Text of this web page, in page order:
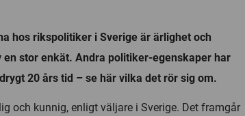
hos rikspolitiker i Sverige är ärlighet och
en stor enkät. Andra politiker-egenskaper har
20 års tid – se här vilka det rör sig om.
och kunnig, enligt väljare i Sverige. Det framgår